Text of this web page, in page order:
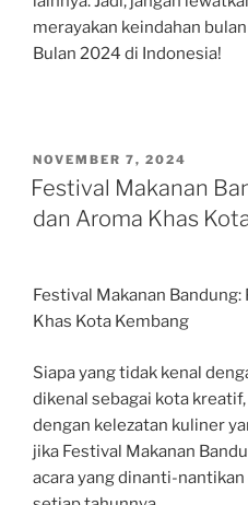
merayakan keindahan
Bulan 2024 di Indonesia!
POSTED
ON
NOVEMBER 7, 2024
Festival Makanan
dan Aroma Khas
Festival Makanan Bandung:
Khas Kota Kembang
Siapa yang tidak kenal
dikenal sebagai kota
dengan kelezatan kuliner
jika Festival Makanan
acara yang dinanti-